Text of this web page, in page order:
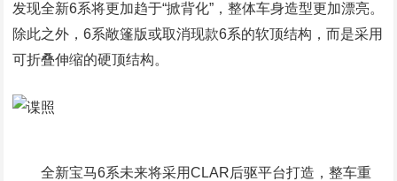
发现全新6系将更加趋于“掀背化”，整体车身造型更加漂亮。
除此之外，6系敞篷版或取消现款6系的软顶结构，而是采用
可折叠伸缩的硬顶结构。
全新宝马6系未来将采用CLAR后驱平台打造，整车重